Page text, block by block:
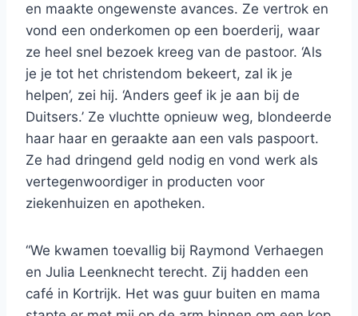
en maakte ongewenste avances. Ze vertrok en
vond een onderkomen op een boerderij, waar
ze heel snel bezoek kreeg van de pastoor. ‘Als
je je tot het christendom bekeert, zal ik je
helpen’, zei hij. ‘Anders geef ik je aan bij de
Duitsers.’ Ze vluchtte opnieuw weg, blondeerde
haar haar en geraakte aan een vals paspoort.
Ze had dringend geld nodig en vond werk als
vertegenwoordiger in producten voor
ziekenhuizen en apotheken.
“We kwamen toevallig bij Raymond Verhaegen
en Julia Leenknecht terecht. Zij hadden een
café in Kortrijk. Het was guur buiten en mama